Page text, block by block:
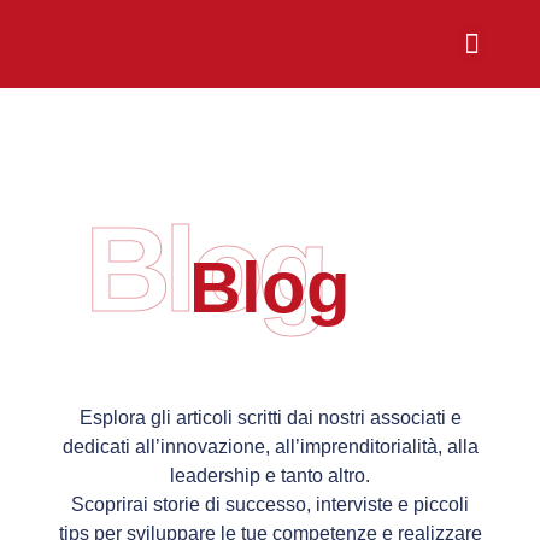
Blog
Blog
Esplora gli articoli scritti dai nostri associati e
dedicati all’innovazione, all’imprenditorialità, alla
leadership e tanto altro.
Scoprirai storie di successo, interviste e piccoli
tips per sviluppare le tue competenze e realizzare